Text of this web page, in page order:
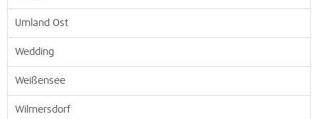
Umland Ost
Wedding
Weißensee
Wilmersdorf